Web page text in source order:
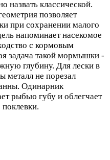
назвать классической.
позволяет
при сохранении малого
напоминает насекомое
с кормовым
задача такой мормышки -
глубину. Для лески в
металл не порезал
Одинарник
рыбью губу и облегчает